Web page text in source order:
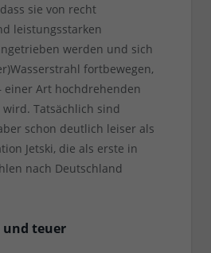
sie von recht
leistungsstarken
werden und sich
fortbewegen,
einer Art hochdrehenden
Tatsächlich sind
schon deutlich leiser als
Jetski, die als erste in
nach Deutschland
teuer